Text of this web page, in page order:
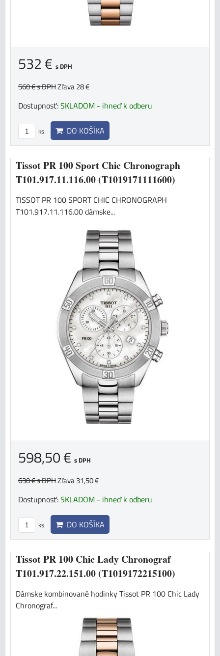
532 € s DPH
560 €s DPHZľava 28 €
Dostupnosť:SKLADOM - ihneď k odberu
ks DO KOŠÍKA
Tissot PR 100 Sport Chic Chronograph
T101.917.11.116.00 (T1019171111600)
TISSOT PR 100 SPORT CHIC CHRONOGRAPH
T101.917.11.116.00 dámske...
598,50 € s DPH
630 €s DPHZľava 31,50 €
Dostupnosť:SKLADOM - ihneď k odberu
ks DO KOŠÍKA
Tissot PR 100 Chic Lady Chronograf
T101.917.22.151.00 (T1019172215100)
Dámske kombinované hodinky Tissot PR 100 Chic Lady
Chronograf...